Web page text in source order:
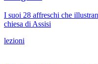
I suoi 28 affreschi che
chiesa di Assisi
lezioni